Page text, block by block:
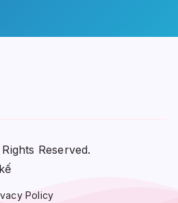
Reserved.
Policy